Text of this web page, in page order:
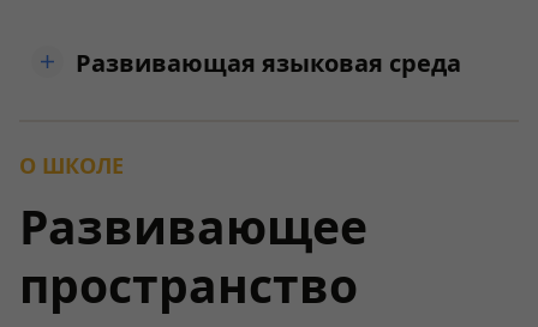
Развивающая языковая среда
О ШКОЛЕ
Развивающее
пространство